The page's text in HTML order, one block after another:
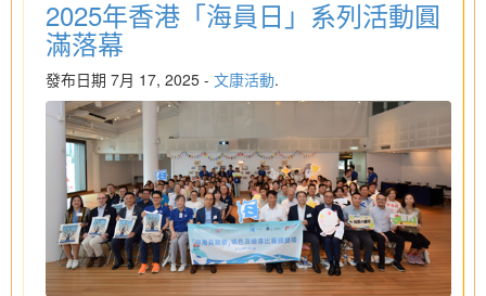
2025年香港「海員日」系列活動圓
滿落幕
發布日期 7月 17, 2025 - 文康活動.